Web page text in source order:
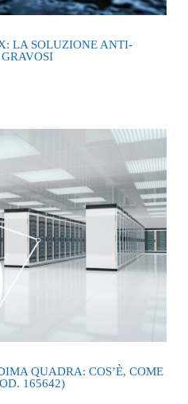
LA SOLUZIONE ANTI-
QUADRA: COS’È, COME
165642)